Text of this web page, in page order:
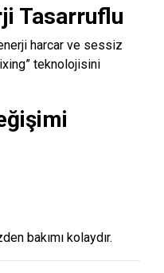
Tasarruflu
harcar ve sessiz
teknolojisini
bakımı kolaydır.